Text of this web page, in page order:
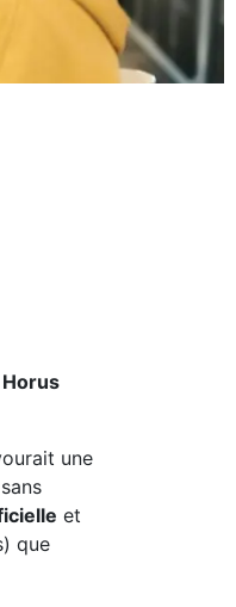
Horus
une
et
que